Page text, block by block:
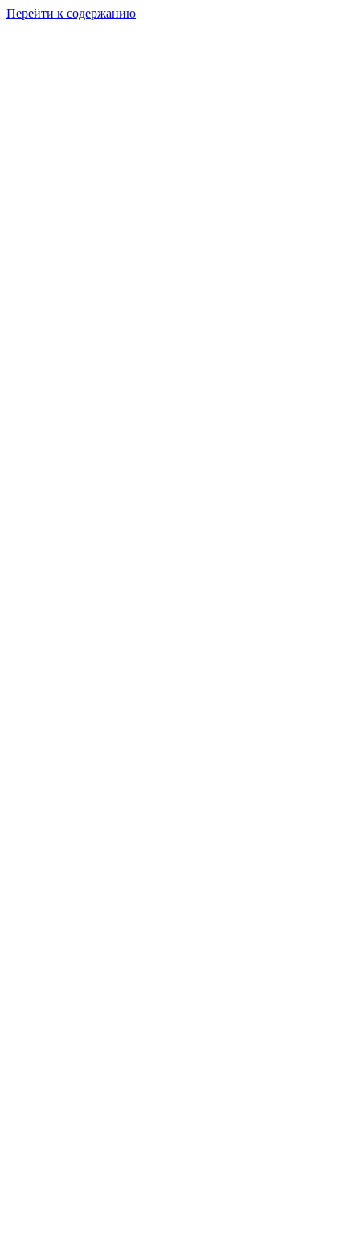
Перейти к содержанию